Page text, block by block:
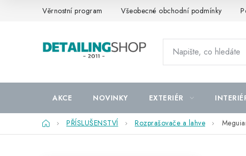
Věrnostní program Všeobecné obchodní podmínky
AKCE NOVINKY EXTERIÉR
DomůPŘÍSLUŠENSTVÍ Rozprašovače a lahve